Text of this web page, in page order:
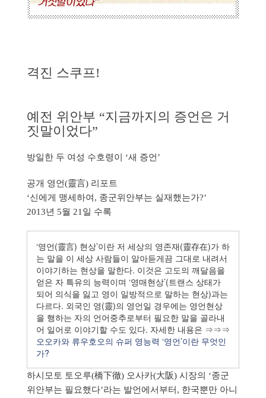
격진 스쿠프!
예전 위안부 “지금까지의 증언은 거
짓말이었다”
방일한 두 여성 수호령이 ‘새 증언’
공개 영언(靈言) 리포트
‘신에게 맹세하여, 종군위안부는 실재했는가?’
2013년 5월 21일 수록
‘영언(靈言) 현상’이란 저 세상의 영존재(靈存在)가 하
는 말을 이 세상 사람들이 알아듣게끔 그대로 내려서
이야기하는 현상을 말한다. 이것은 고도의 깨달음을
얻은 자 특유의 능력이며 ‘영매현상’(트랜스 상태가
되어 의식을 잃고 영이 일방적으로 말하는 현상)과는
다르다. 외국인 영(靈)의 영언일 경우에는 영언현상
을 행하는 자의 언어중추로부터 필요한 말을 골라내
어 일어로 이야기할 수도 있다. 자세한 내용은 ⇒⇒⇒
오오카와 류우호오의 슈퍼 영능력 ‘영언’이란 무엇인
가?
하시모토 토오루(橋下徹) 오사카(大阪) 시장의 ‘종군
위안부는 필요했다’라는 발언에서부터, 한국뿐만 아니